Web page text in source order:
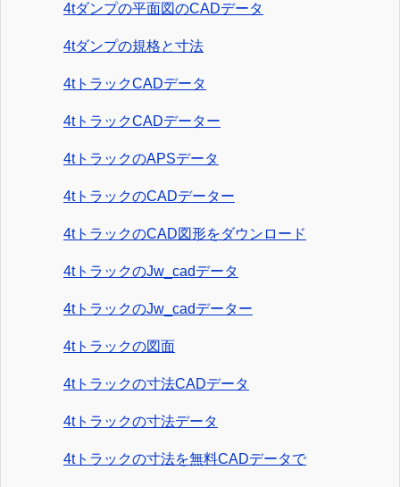
4tダンプの平面図のCADデータ
4tダンプの規格と寸法
4tトラックCADデータ
4tトラックCADデーター
4tトラックのAPSデータ
4tトラックのCADデーター
4tトラックのCAD図形をダウンロード
4tトラックのJw_cadデータ
4tトラックのJw_cadデーター
4tトラックの図面
4tトラックの寸法CADデータ
4tトラックの寸法データ
4tトラックの寸法を無料CADデータで